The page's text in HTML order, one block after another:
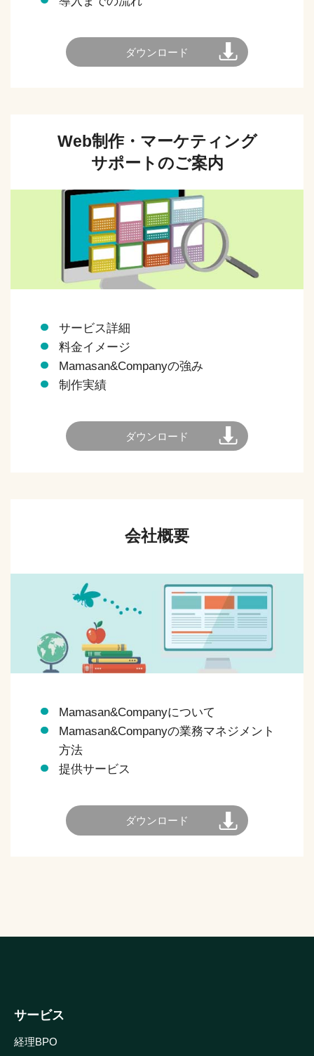
ダウンロード
Web制作・マーケティング
サポートのご案内
サービス詳細
料金イメージ
Mamasan&Companyの強み
制作実績
ダウンロード
会社概要
Mamasan&Companyについて
Mamasan&Companyの業務マネジメント
方法
提供サービス
ダウンロード
サービス
経理BPO